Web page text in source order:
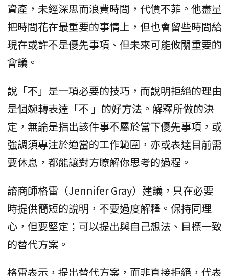
資產，未經深思而浪費時間，代價不菲。他盡量
把時間花在最重要的事情上，但也會留些時間給
現在或許不是優先事項、但未來可能攸關重要的
會議。
說「不」是一項必要的技巧，而說明拒絕的理由
是個婉轉表達「不 」的好方法。解釋所做的決
定，無論是指出該件事不屬於當下優先事項，或
強調須專注於適當的工作範圍，亦或表達目前需
要休息，都能讓對方瞭解你思考的過程。
諮商師格雷（Jennifer Gray）建議，只在必要
時提供簡短的說明，不要過度解釋。保持同理
心，但要堅定；可以提出與自己想法、目標一致
的替代方案。
格雷表示，提出替代方案，而非直接拒絕，代表